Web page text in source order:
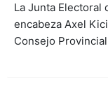
La Junta Electoral
encabeza Axel
Consejo